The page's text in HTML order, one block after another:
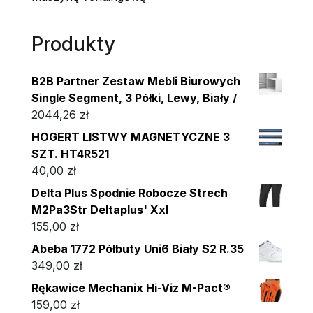
Produkty
B2B Partner Zestaw Mebli Biurowych
Single Segment, 3 Półki, Lewy, Biały /
2044,26 zł
HOGERT LISTWY MAGNETYCZNE 3
SZT. HT4R521
40,00 zł
Delta Plus Spodnie Robocze Strech
M2Pa3Str Deltaplus' Xxl
155,00 zł
Abeba 1772 Półbuty Uni6 Biały S2 R.35
349,00 zł
Rękawice Mechanix Hi-Viz M-Pact®
159,00 zł